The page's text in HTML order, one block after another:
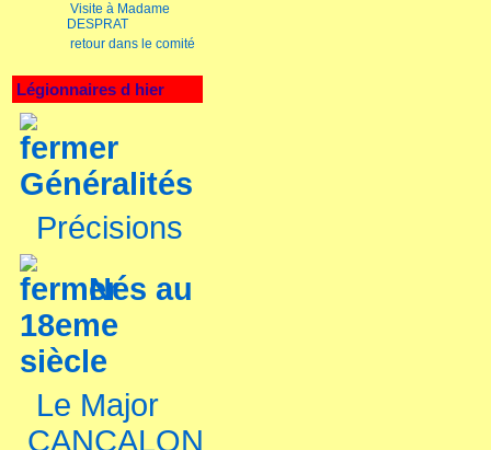
Visite à Madame
DESPRAT
retour dans le comité
Légionnaires d hier
Généralités
Précisions
Nés au
18eme
siècle
Le Major
CANCALON